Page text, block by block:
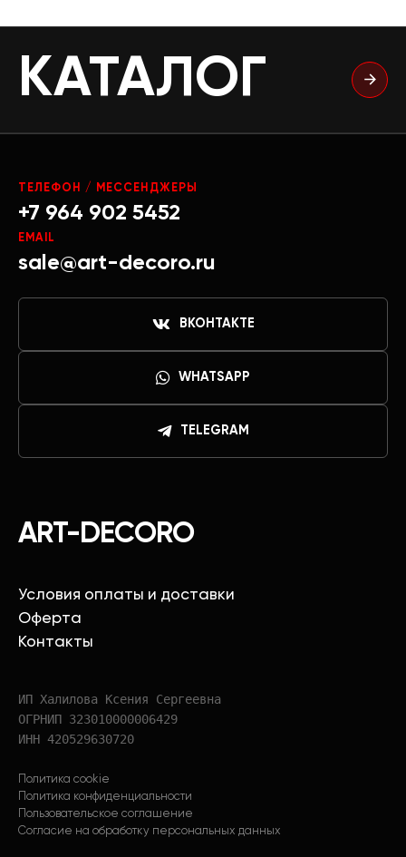
КАТАЛОГ
ART-DECORO
Условия оплаты и доставки
Оферта
Контакты
ИП Халилова Ксения Сергеевна
ОГРНИП 323010000006429
ИНН 420529630720
Политика cookie
Политика конфиденциальности
Пользовательское соглашение
Согласие на обработку персональных данных
ТЕЛЕФОН / МЕССЕНДЖЕРЫ
+7 964 902 5452
EMAIL
sale@art-decoro.ru
ВКОНТАКТЕ
WHATSAPP
TELEGRAM